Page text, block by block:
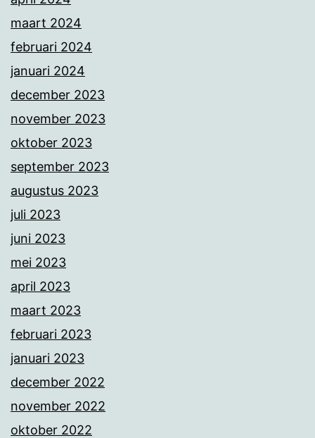
maart 2024
februari 2024
januari 2024
december 2023
november 2023
oktober 2023
september 2023
augustus 2023
juli 2023
juni 2023
mei 2023
april 2023
maart 2023
februari 2023
januari 2023
december 2022
november 2022
oktober 2022